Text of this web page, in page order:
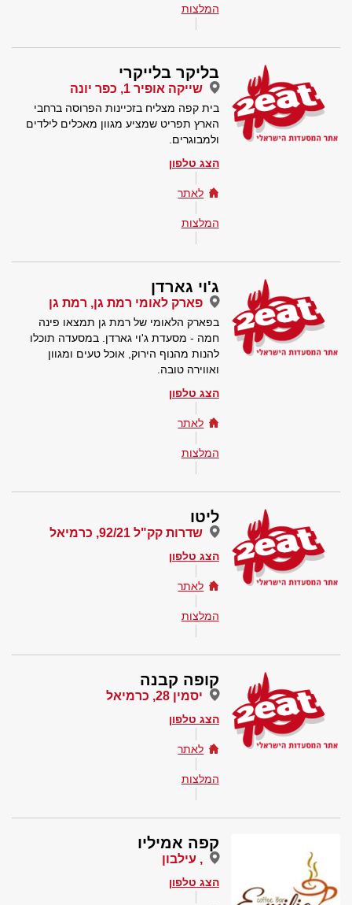
המלצות
בליקר בלייקרי
שייקה אופיר 1, כפר יונה
בית קפה מצליח בזכיינות הפרוסה ברחבי
הארץ תפריט שמציע מגוון מאכלים לילדים
ולמבוגרים.
הצג טלפון
לאתר
המלצות
ג'וי גארדן
פארק לאומי רמת גן, רמת גן
בפארק הלאומי של רמת גן תמצאו פינה
חמה - מסעדת ג'וי גארדן. במסעדה תוכלו
להנות מהנוף הירוק, אוכל טעים ומגוון
ואווירה טובה.
הצג טלפון
לאתר
המלצות
ליטו
שדרות קק"ל 92/21, כרמיאל
הצג טלפון
לאתר
המלצות
קופה קבנה
יסמין 28, כרמיאל
הצג טלפון
לאתר
המלצות
קפה אמיליו
, עילבון
הצג טלפון